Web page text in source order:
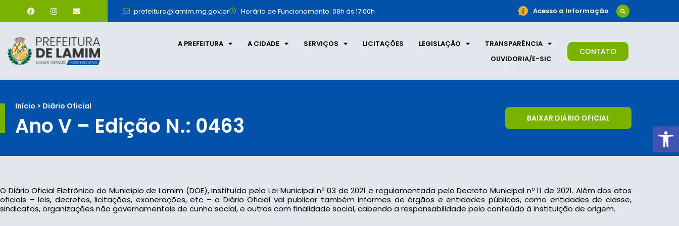
prefeitura@lamim.mg.gov.br Horário de Funcionamento: 08h às 17:00h Acesso a Informação
A PREFEITURA A CIDADE SERVIÇOS LICITAÇÕES LEGISLAÇÃO
TRANSPARÊNCIA
OUVIDORIA/E-SIC
CONTATO
Início > Diário Oficial
Ano V – Edição N.: 0463 BAIXAR DIÁRIO OFICIAL
O Diário Oficial Eletrônico do Município de Lamim (DOE), instituído pela Lei Municipal nº 03 de 2021 e regulamentada pelo Decreto Municipal nº 11 de 2021. Além dos atos
oficiais – leis, decretos, licitações, exonerações, etc – o Diário Oficial vai publicar também informes de órgãos e entidades públicas, como entidades de classe,
sindicatos, organizações não governamentais de cunho social, e outros com finalidade social, cabendo a responsabilidade pelo conteúdo à instituição de origem.